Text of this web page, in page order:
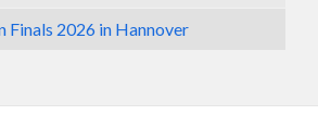
Finals 2026 in Hannover